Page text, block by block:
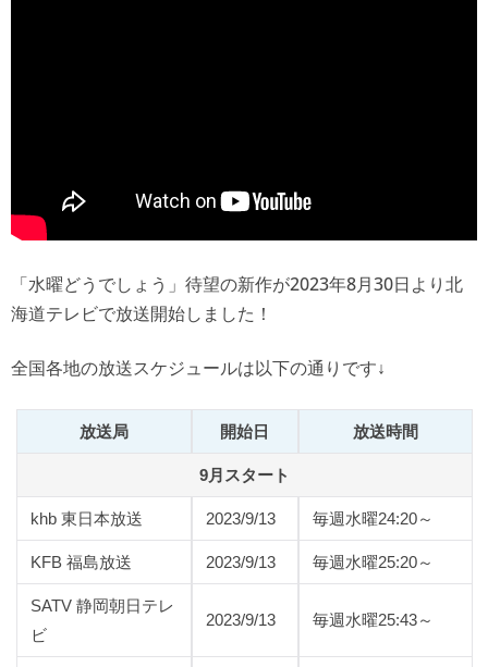
「水曜どうでしょう」待望の新作が2023年8月30日より北
海道テレビで放送開始しました！
全国各地の放送スケジュールは以下の通りです↓
放送局 開始日 放送時間
9月スタート
khb 東日本放送 2023/9/13 毎週水曜24:20～
KFB 福島放送 2023/9/13 毎週水曜25:20～
SATV 静岡朝日テレ
ビ
2023/9/13 毎週水曜25:43～